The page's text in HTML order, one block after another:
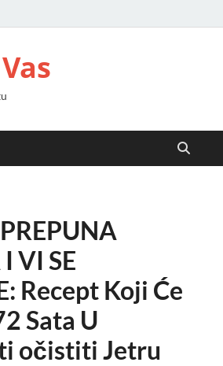
VI SE
Recept Koji Će
Sata U
očistiti Jetru